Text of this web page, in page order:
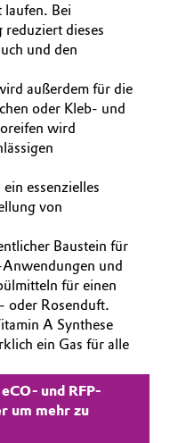
Bei
dieses
und den
außerdem für die
oder Kleb- und
wird
essenzielles
von
Baustein für
und
für einen
oder Rosenduft.
A Synthese
ein Gas für alle
und RFP-
um mehr zu